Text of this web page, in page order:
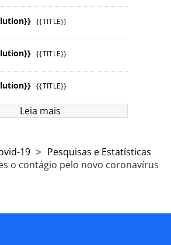
{{TITLE}}
{{TITLE}}
{{TITLE}}
Leia mais
19
Pesquisas e Estatísticas
o contágio pelo novo coronavírus